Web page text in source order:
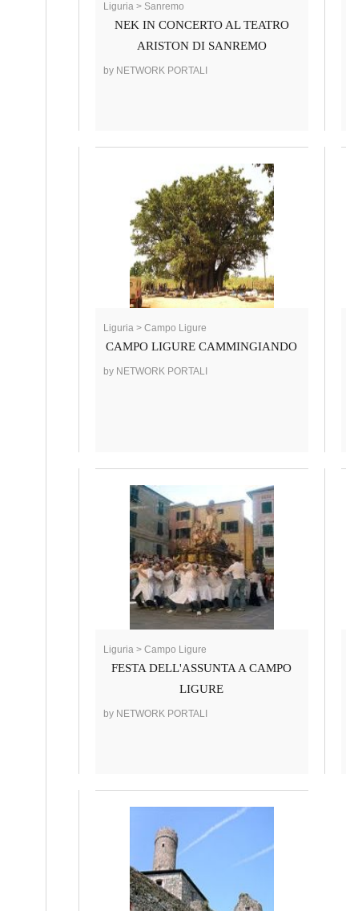
Liguria > Sanremo
NEK IN CONCERTO AL TEATRO
ARISTON DI SANREMO
by NETWORK PORTALI
Liguria > Campo Ligure
CAMPO LIGURE CAMMINGIANDO
by NETWORK PORTALI
Liguria > Campo Ligure
FESTA DELL'ASSUNTA A CAMPO
LIGURE
by NETWORK PORTALI